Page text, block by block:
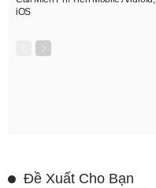
iOS
Đề Xuất Cho Bạn